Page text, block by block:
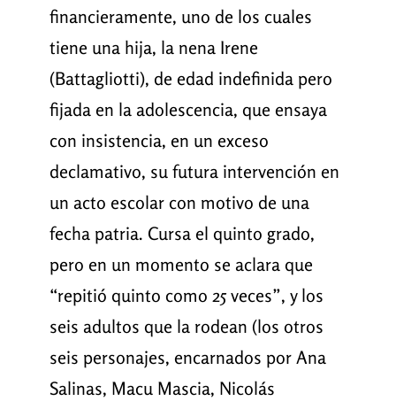
financieramente, uno de los cuales
tiene una hija, la nena Irene
(Battagliotti), de edad indefinida pero
fijada en la adolescencia, que ensaya
con insistencia, en un exceso
declamativo, su futura intervención en
un acto escolar con motivo de una
fecha patria. Cursa el quinto grado,
pero en un momento se aclara que
“repitió quinto como 25 veces”, y los
seis adultos que la rodean (los otros
seis personajes, encarnados por Ana
Salinas, Macu Mascia, Nicolás